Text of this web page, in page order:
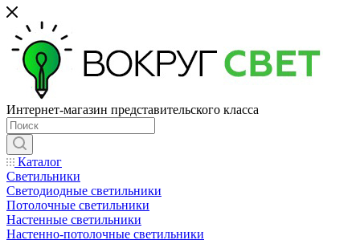
Интернет-магазин представительского класса
Каталог
Светильники
Светодиодные светильники
Потолочные светильники
Настенные светильники
Настенно-потолочные светильники